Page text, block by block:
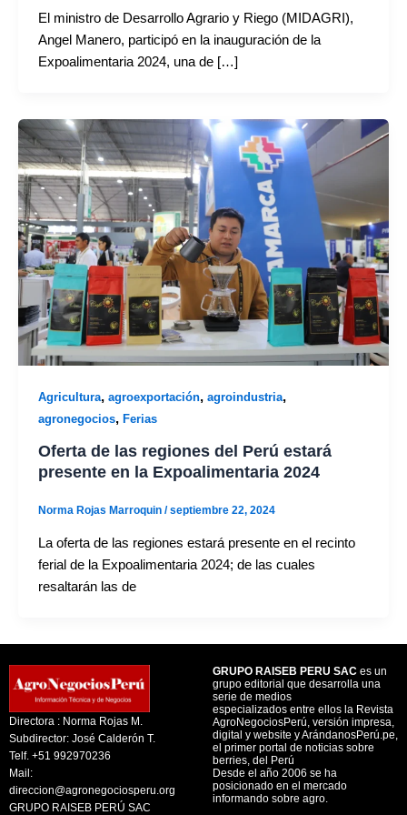
El ministro de Desarrollo Agrario y Riego (MIDAGRI),
Angel Manero, participó en la inauguración de la
Expoalimentaria 2024, una de […]
Agricultura, agroexportación, agroindustria,
agronegocios, Ferias
Oferta de las regiones del Perú estará
presente en la Expoalimentaria 2024
Norma Rojas Marroquin /septiembre 22, 2024
La oferta de las regiones estará presente en el recinto
ferial de la Expoalimentaria 2024; de las cuales
resaltarán las de
Directora : Norma Rojas M.
Subdirector: José Calderón T.
Telf. +51 992970236
Mail:
direccion@agronegociosperu.org
GRUPO RAISEB PERÚ SAC
GRUPO RAISEB PERU SAC es un
grupo editorial que desarrolla una
serie de medios
especializados entre ellos la Revista
AgroNegociosPerú, versión impresa,
digital y website y ArándanosPerú.pe,
el primer portal de noticias sobre
berries, del Perú
Desde el año 2006 se ha
posicionado en el mercado
informando sobre agro.